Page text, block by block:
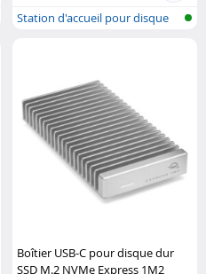
Station d'accueil pour disque
Boîtier USB-C pour disque dur
SSD M.2 NVMe Express 1M2